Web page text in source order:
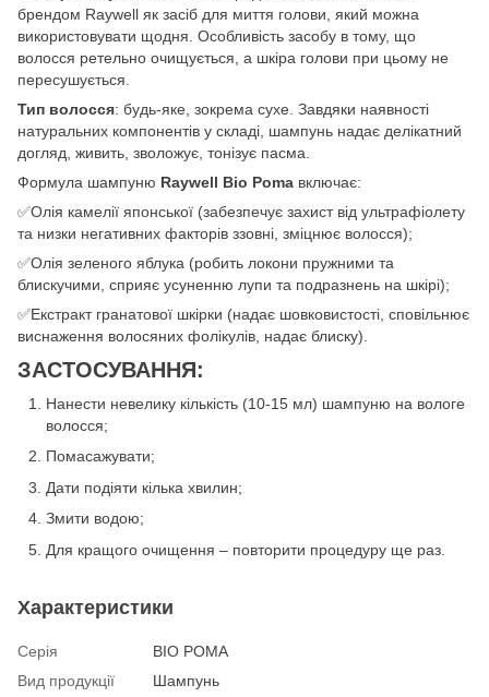
брендом Raywell як засіб для миття голови, який можна
використовувати щодня. Особливість засобу в тому, що
волосся ретельно очищується, а шкіра голови при цьому не
пересушується.
Тип волосся: будь-яке, зокрема сухе. Завдяки наявності
натуральних компонентів у складі, шампунь надає делікатний
догляд, живить, зволожує, тонізує пасма.
Формула шампуню Raywell Bio Роmа включає:
✅Олія камелії японської (забезпечує захист від ультрафіолету
та низки негативних факторів ззовні, зміцнює волосся);
✅Олія зеленого яблука (робить локони пружними та
блискучими, сприяє усуненню лупи та подразнень на шкірі);
✅Екстракт гранатової шкірки (надає шовковистості, сповільнює
виснаження волосяних фолікулів, надає блиску).
ЗАСТОСУВАННЯ:
Нанести невелику кількість (10-15 мл) шампуню на вологе
волосся;
Помасажувати;
Дати подіяти кілька хвилин;
Змити водою;
Для кращого очищення – повторити процедуру ще раз.
Характеристики
Серія
BIO POMA
Вид продукції
Шампунь